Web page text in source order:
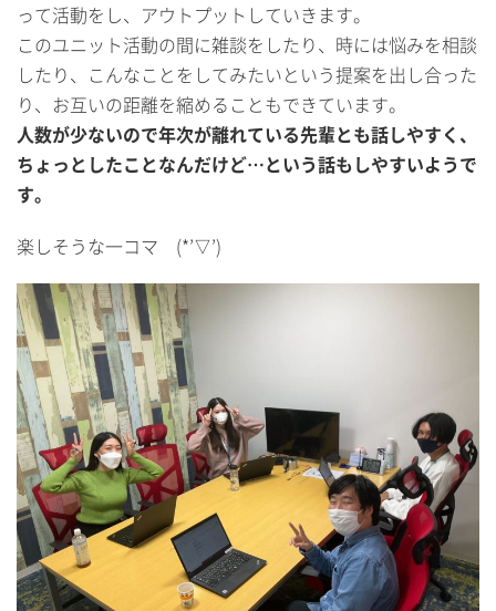
って活動をし、アウトプットしていきます。
このユニット活動の間に雑談をしたり、時には悩みを相談
したり、こんなことをしてみたいという提案を出し合った
り、お互いの距離を縮めることもできています。
人数が少ないので年次が離れている先輩とも話しやすく、
ちょっとしたことなんだけど…という話もしやすいようで
す。
楽しそうな一コマ (*’▽’)